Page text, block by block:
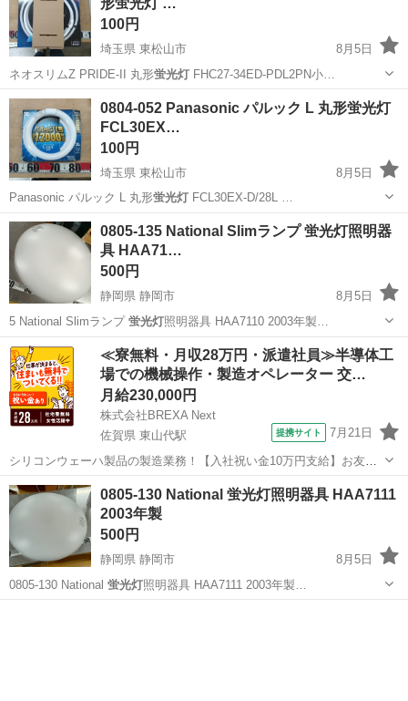
ください。
形蛍光灯 …
100円
埼玉県 東松山市
8月5日
ネオスリムZ PRIDE-II 丸形蛍光灯FHC27-34ED-PDL2PN小…
埼玉 東松山市
0804-052 Panasonic パルック L 丸形蛍光灯
FCL30EX…
100円
埼玉県 東松山市
8月5日
Panasonic パルック L 丸形蛍光灯 FCL30EX-D/28L …
埼玉 東松山市 照明器具 蛍光灯
0805-135 National Slimランプ 蛍光灯照明器
具 HAA71…
500円
静岡県 静岡市
8月5日
5 National Slimランプ 蛍光灯照明器具 HAA7110 2003年製…
静岡 静岡市 照明器具 2003年製
≪寮無料・月収28万円・派遣社員≫半導体工
場での機械操作・製造オペレーター 交…
月給230,000円
株式会社BREXA Next
佐賀県 東山代駅
提携サイト 7月21日
シリコンウェーハ製品の製造業務！【入社祝い金10万円支給】お友達
やカップルとの応募OK◎年間休日129日＆休出なしでプライベート充
実♪業務はクリーンルームで快適作業◎自社正社員登用制度あり★1食
300円～の格安食堂あり！《佐...
佐賀 伊万里市 その他
0805-130 National 蛍光灯照明器具 HAA7111
2003年製
500円
静岡県 静岡市
8月5日
0805-130 National 蛍光灯照明器具 HAA7111 2003年製…